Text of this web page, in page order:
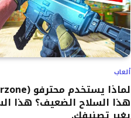
ألعاب
هذا السلاح الضعيف؟ هذا